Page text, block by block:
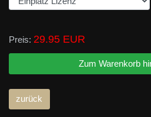
Preis: 29.95 EUR